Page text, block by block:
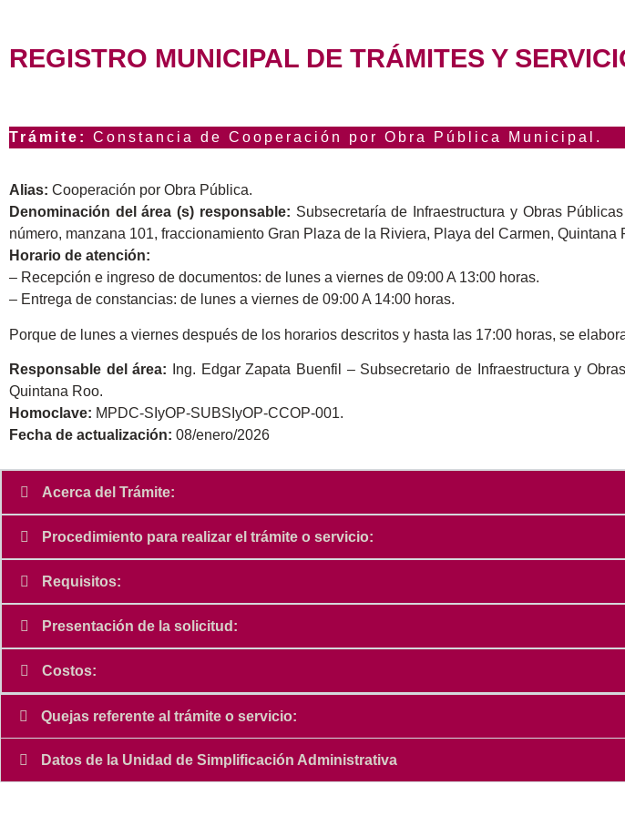
REGISTRO MUNICIPAL DE TRÁMITES Y
Trámite: Constancia de Cooperación por Obra Pública Municipal.
Alias: Cooperación por Obra Pública.
Denominación del área (s) responsable: Subsecretaría de Infraestructura y Obras
número, manzana 101, fraccionamiento Gran Plaza de la Riviera, Playa del Carmen, Quintana
Horario de atención:
– Recepción e ingreso de documentos: de lunes a viernes de 09:00 A 13:00 horas.
– Entrega de constancias: de lunes a viernes de 09:00 A 14:00 horas.
Porque de lunes a viernes después de los horarios descritos y hasta las 17:00 horas, se
Responsable del área: Ing. Edgar Zapata Buenfil – Subsecretario de Infraestructura y
Quintana Roo.
Homoclave: MPDC-SIyOP-SUBSIyOP-CCOP-001.
Fecha de actualización: 08/enero/2026
Acerca del Trámite:
Procedimiento para realizar el trámite o servicio:
Requisitos:
Presentación de la solicitud:
Costos:
Quejas referente al trámite o servicio:
Datos de la Unidad de Simplificación Administrativa